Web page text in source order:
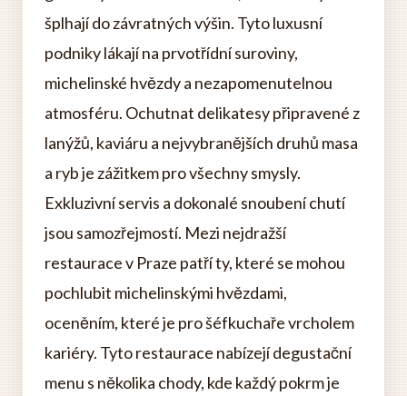
šplhají do závratných výšin. Tyto luxusní
podniky lákají na prvotřídní suroviny,
michelinské hvězdy a nezapomenutelnou
atmosféru. Ochutnat delikatesy připravené z
lanýžů, kaviáru a nejvybranějších druhů masa
a ryb je zážitkem pro všechny smysly.
Exkluzivní servis a dokonalé snoubení chutí
jsou samozřejmostí. Mezi nejdražší
restaurace v Praze patří ty, které se mohou
pochlubit michelinskými hvězdami,
oceněním, které je pro šéfkuchaře vrcholem
kariéry. Tyto restaurace nabízejí degustační
menu s několika chody, kde každý pokrm je